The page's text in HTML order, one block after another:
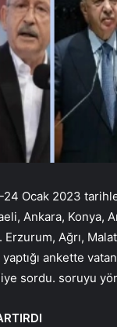
24 Ocak 2023
Ankara, Konya,
Ağrı,
ankette
sordu. soruyu